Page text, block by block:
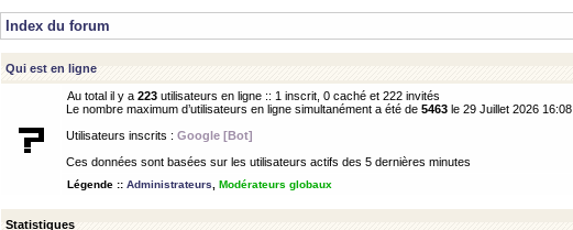
Index du forum
Qui est en ligne
Au total il y a 223 utilisateurs en ligne :: 1 inscrit, 0 caché et 222 invités
Le nombre maximum d’utilisateurs en ligne simultanément a été de 5463 le 29 Juillet 2026 16:08
Utilisateurs inscrits : Google [Bot]
Ces données sont basées sur les utilisateurs actifs des 5 dernières minutes
Légende :: Administrateurs Modérateurs globaux
Statistiques